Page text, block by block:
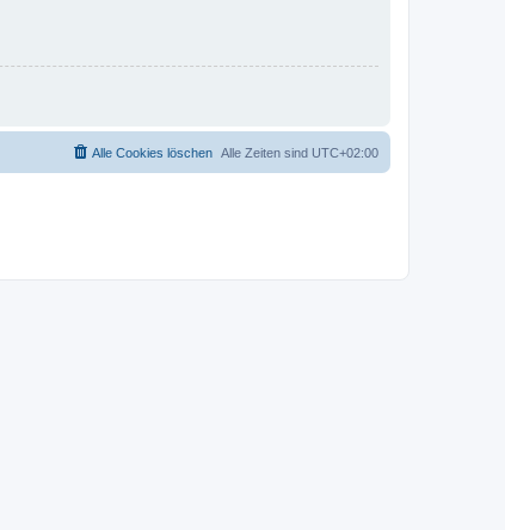
Alle Zeiten sind UTC+02:00
Alle Cookies löschen